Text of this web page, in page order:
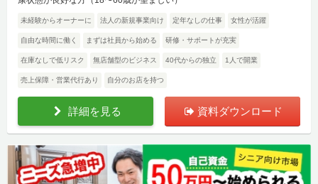
未経験からオーナーに 法人の新規事業向け 定年なしの仕事 女性が活躍
自由な時間に働く まずは社員から始める 研修・サポートが充実
在庫なしで低リスク 無店舗型のビジネス 40代からの独立 1人で開業
売上保障・営業代行あり 自分のお店を持つ
詳細を見る 資料ダウンロード